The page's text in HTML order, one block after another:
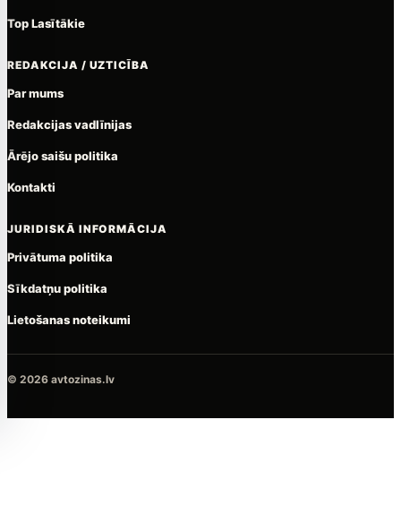
Top Lasītākie
REDAKCIJA / UZTICĪBA
Par mums
Redakcijas vadlīnijas
Ārējo saišu politika
Kontakti
JURIDISKĀ INFORMĀCIJA
Privātuma politika
Sīkdatņu politika
Lietošanas noteikumi
© 2026 avtozinas.lv